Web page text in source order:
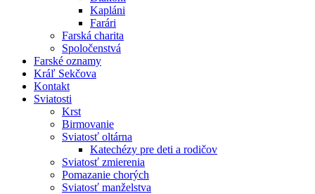
Kapláni
Farári
Farská charita
Spoločenstvá
Farské oznamy
Kráľ Sekčova
Kontakt
Sviatosti
Krst
Birmovanie
Sviatosť oltárna
Katechézy pre deti a rodičov
Sviatosť zmierenia
Pomazanie chorých
Sviatosť manželstva